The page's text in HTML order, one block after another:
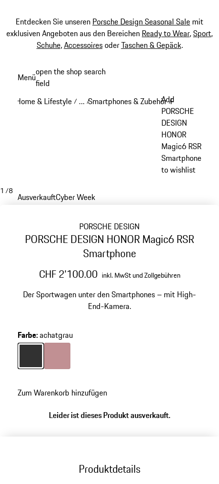
Entdecken Sie unseren Porsche Design Seasonal Sale mit
exklusiven Angeboten aus den Bereichen Ready to Wear,Sport,
Schuhe,AccessoiresoderTaschen & Gepäck.
Hauptinhalt
Menüopen the shop search
field
Home & Lifestyle / …
Reveal collapsed breadcrumb items
/Smartphones & Zubehör/Porsche
Add
PORSCHE
DESIGN
HONOR
Magic6 RSR
Smartphone
to wishlist
1 /8
AusverkauftCyber Week
PORSCHE DESIGN
PORSCHE DESIGN HONOR Magic6 RSR
Smartphone
CHF 2'100.00 inkl. MwSt und Zollgebühren
Der Sportwagen unter den Smartphones – mit High-
End-Kamera.
Farbe:achatgrau
Zum Warenkorb hinzufügen
Leider ist dieses Produkt ausverkauft.
Produktdetails